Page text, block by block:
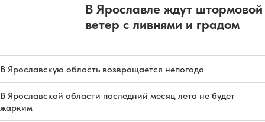
В Ярославле ждут штормовой
ветер с ливнями и градом
В Ярославскую область возвращается непогода
В Ярославской области последний месяц лета не будет
жарким